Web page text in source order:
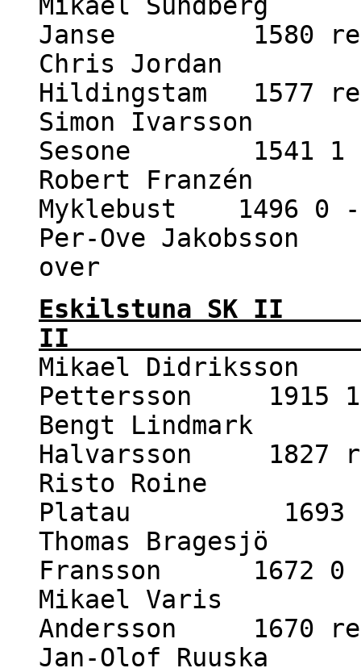
Janse 1580
Chris Jordan
Hildingstam 1577
Simon Ivarsson
Sesone 1541 1
Robert Franzén
Myklebust 1496 0
Per-Ove
over 1 -
Eskilstuna SK
II 5 -
Mikael Didriksson
Pettersson 1915
Bengt Lindmark
Halvarsson 1827
Risto Roine
Platau 1693
Thomas Bragesjö
Fransson 1672 0
Mikael Varis
Andersson 1670
Jan-Olof Ruuska